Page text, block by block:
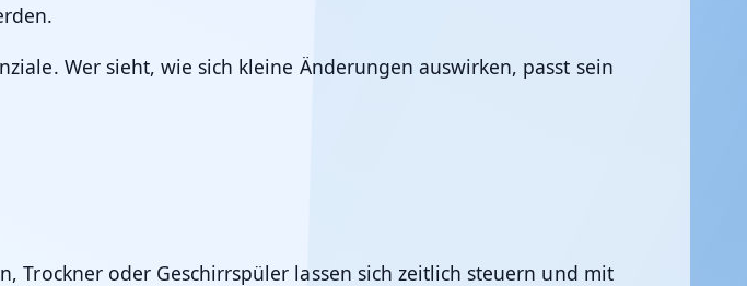
Wer sieht, wie sich kleine Änderungen auswirken, passt sein
Trockner oder Geschirrspüler lassen sich zeitlich steuern und mit